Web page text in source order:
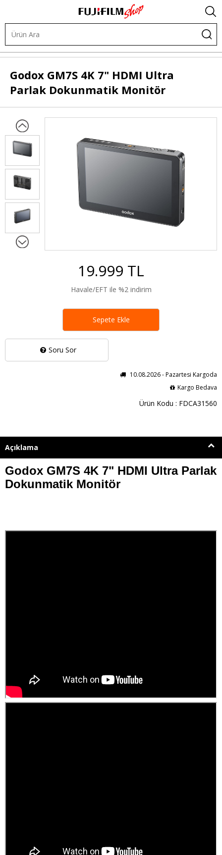
Godox GM7S 4K 7" HDMI Ultra
Parlak Dokunmatik Monitör
Soru Sor
19.999 TL
Havale/EFT ile %2 indirim
10.08.2026 - Pazartesi Kargoda
Kargo Bedava
Ürün Kodu : FDCA31560
Sepete Ekle
Açıklama
Godox GM7S 4K 7" HDMI Ultra Parlak
Dokunmatik Monitör